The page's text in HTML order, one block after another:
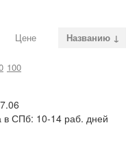
Цене Названию ↓
100
в СПб: 10-14 раб. дней